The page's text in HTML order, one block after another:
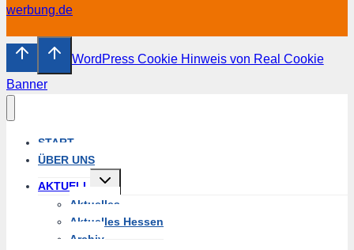
werbung.de
WordPress Cookie Hinweis von Real Cookie
Banner
START
ÜBER UNS
AKTUELL
Untermenü
umschalten
Aktuelles
Aktuelles Hessen
Archiv